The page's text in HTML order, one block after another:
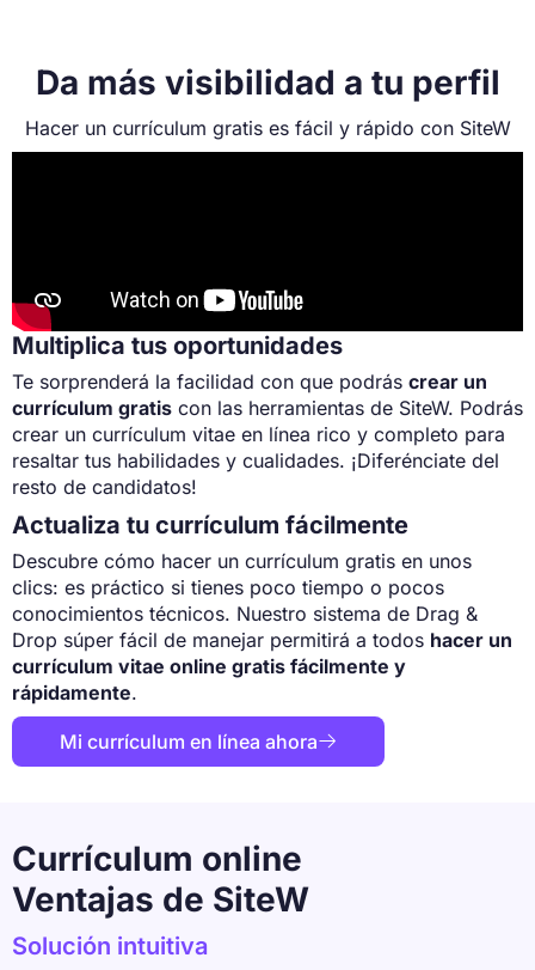
Da más visibilidad a tu perfil
Hacer un currículum gratis es fácil y rápido con SiteW
Multiplica tus oportunidades
Te sorprenderá la facilidad con que podrás crear un
currículum gratis con las herramientas de SiteW. Podrás
crear un currículum vitae en línea rico y completo para
resaltar tus habilidades y cualidades. ¡Diferénciate del
resto de candidatos!
Actualiza tu currículum fácilmente
Descubre cómo hacer un currículum gratis en unos
clics: es práctico si tienes poco tiempo o pocos
conocimientos técnicos. Nuestro sistema de Drag &
Drop súper fácil de manejar permitirá a todos hacer un
currículum vitae online gratis fácilmente y
rápidamente.

Mi currículum en línea ahora
Currículum online
Ventajas de SiteW
Solución intuitiva